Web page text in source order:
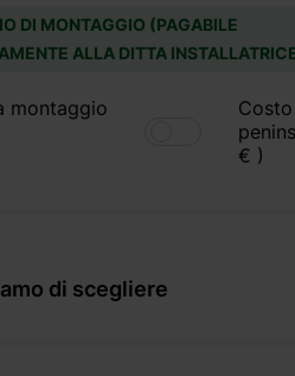
DI MONTAGGIO (PAGABILE
ALLA DITTA
montaggio
€ )
di scegliere